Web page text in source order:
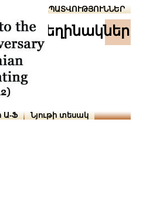
ՆԱԽԱՊԱՏՎՈՒԹՅՈՒՆՆԵՐ
հեղինակներ
Ա-Ֆ Նյութի տեսակ